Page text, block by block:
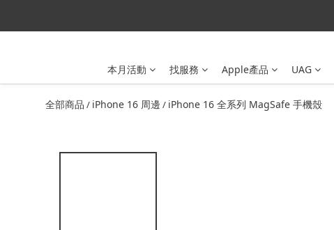
本月活動 找服務 Apple產品 UAG
全部商品 / iPhone 16 周邊 / iPhone 16 全系列 MagSafe 手機殼